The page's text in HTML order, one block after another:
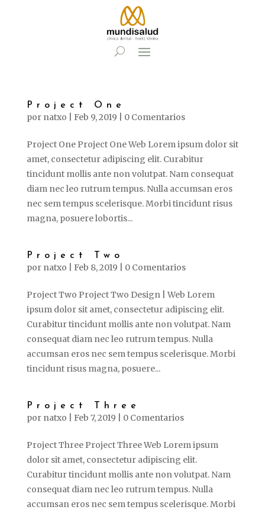
Project One
por natxo Feb 9, 2019 0 Comentarios
Project One Project One Web Lorem ipsum dolor sit
amet, consectetur adipiscing elit. Curabitur
tincidunt mollis ante non volutpat. Nam consequat
diam nec leo rutrum tempus. Nulla accumsan eros
nec sem tempus scelerisque. Morbi tincidunt risus
magna, posuere lobortis...
Project Two
por natxo Feb 8, 2019 0 Comentarios
Project Two Project Two Design | Web Lorem
ipsum dolor sit amet, consectetur adipiscing elit.
Curabitur tincidunt mollis ante non volutpat. Nam
consequat diam nec leo rutrum tempus. Nulla
accumsan eros nec sem tempus scelerisque. Morbi
tincidunt risus magna, posuere...
Project Three
por natxo Feb 7, 2019 0 Comentarios
Project Three Project Three Web Lorem ipsum
dolor sit amet, consectetur adipiscing elit.
Curabitur tincidunt mollis ante non volutpat. Nam
consequat diam nec leo rutrum tempus. Nulla
accumsan eros nec sem tempus scelerisque. Morbi